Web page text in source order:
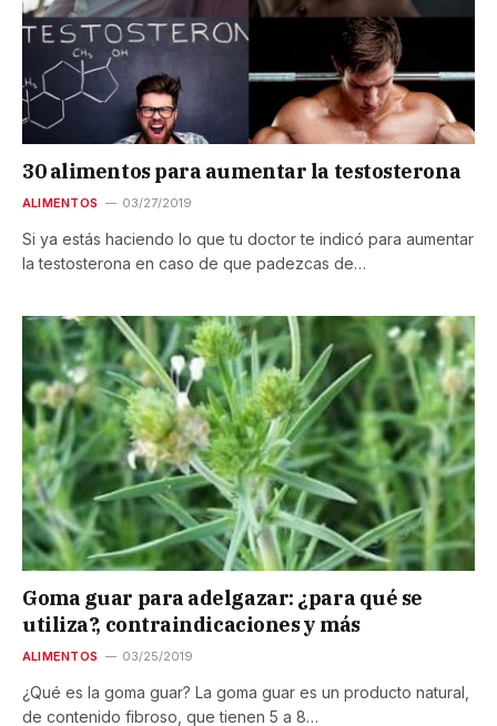
30 alimentos para aumentar la testosterona
ALIMENTOS 03/27/2019
Si ya estás haciendo lo que tu doctor te indicó para aumentar
la testosterona en caso de que padezcas de…
Goma guar para adelgazar: ¿para qué se
utiliza?, contraindicaciones y más
ALIMENTOS 03/25/2019
¿Qué es la goma guar? La goma guar es un producto natural,
de contenido fibroso, que tienen 5 a 8…